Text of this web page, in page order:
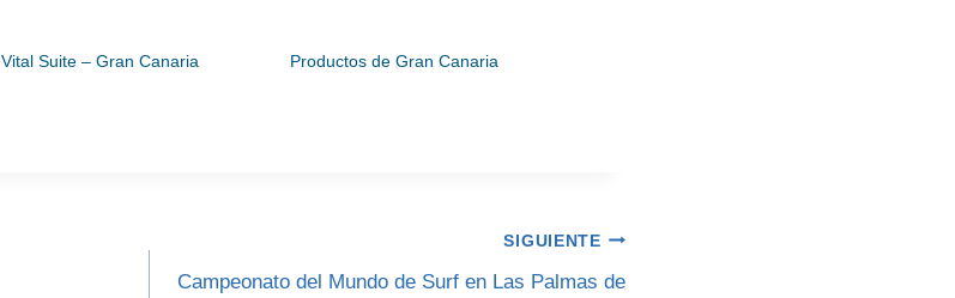
Vital Suite – Gran Canaria Productos de Gran Canaria
SIGUIENTE
Campeonato del Mundo de Surf en Las Palmas de